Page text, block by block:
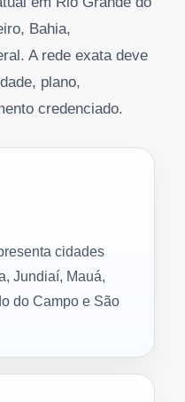
Bahia,
A rede exata deve
plano,
credenciado.
cidades
Jundiaí, Mauá,
do Campo e São